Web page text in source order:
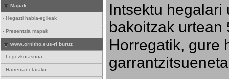
Mapak
- Hegazti habia-egileak
- Presentzia mapak
www.ornitho.eus-ri buruz
- Legezkotasuna
- Harremanetarako
Intsektu hegalari
bakoitzak urtean
Horregatik, gure